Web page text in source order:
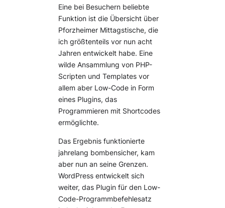
Eine bei Besuchern beliebte
Funktion ist die Übersicht über
Pforzheimer Mittagstische, die
ich größtenteils vor nun acht
Jahren entwickelt habe. Eine
wilde Ansammlung von PHP-
Scripten und Templates vor
allem aber Low-Code in Form
eines Plugins, das
Programmieren mit Shortcodes
ermöglichte.
Das Ergebnis funktionierte
jahrelang bombensicher, kam
aber nun an seine Grenzen.
WordPress entwickelt sich
weiter, das Plugin für den Low-
Code-Programmbefehlesatz